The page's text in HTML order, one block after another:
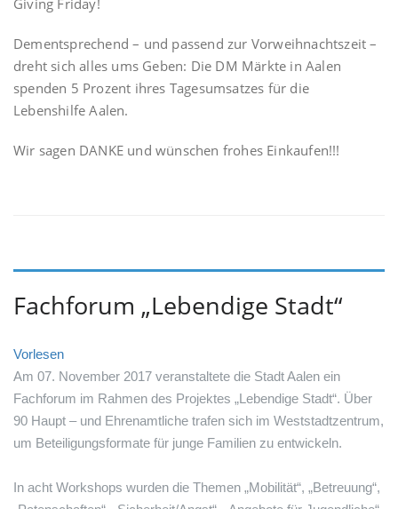
Dementsprechend – und passend zur Vorweihnachtszeit –
dreht sich alles ums Geben: Die DM Märkte in Aalen
spenden 5 Prozent ihres Tagesumsatzes für die
Lebenshilfe Aalen.
Wir sagen DANKE und wünschen frohes Einkaufen!!!
Fachforum „Lebendige Stadt“
Vorlesen
Am 07. November 2017 veranstaltete die Stadt Aalen ein
Fachforum im Rahmen des Projektes „Lebendige Stadt“. Über
90 Haupt – und Ehrenamtliche trafen sich im Weststadtzentrum,
um Beteiligungsformate für junge Familien zu entwickeln.
In acht Workshops wurden die Themen „Mobilität“, „Betreuung“,